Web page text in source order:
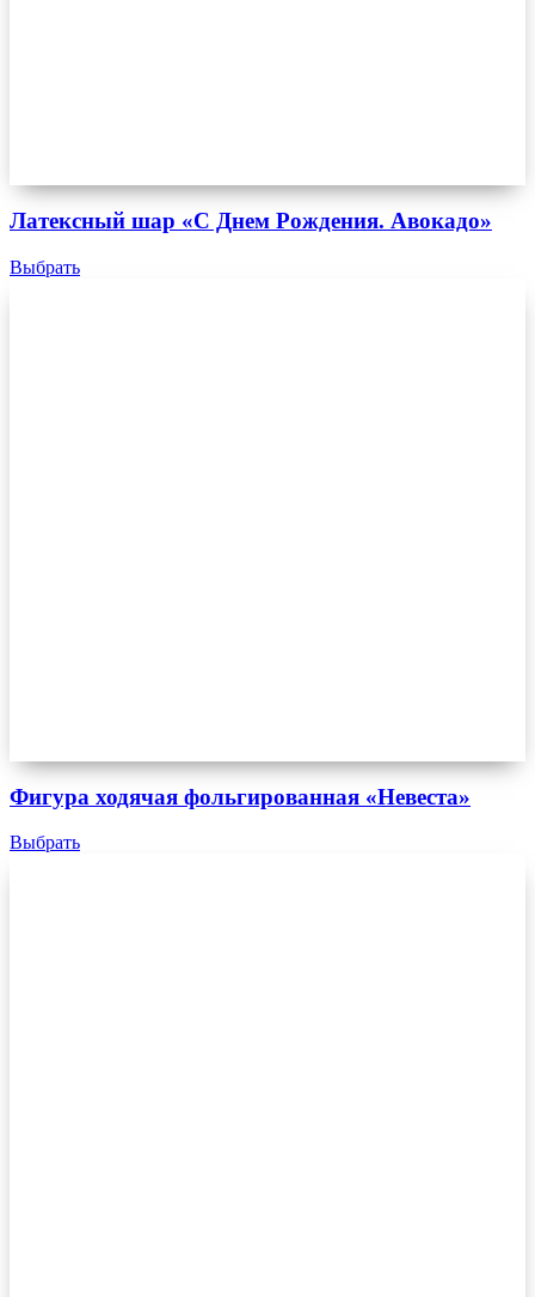
Латексный шар «С Днем Рождения. Авокадо»
Выбрать
Фигура ходячая фольгированная «Невеста»
Выбрать